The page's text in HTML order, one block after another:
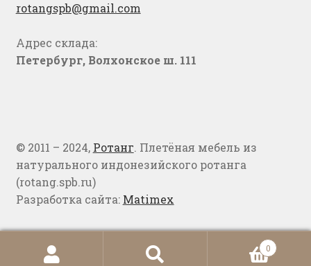
rotangspb@gmail.com
Адрес склада:
Петербург, Волхонское ш. 111
© 2011 – 2024, Ротанг. Плетёная мебель из
натурального индонезийского ротанга
(rotang.spb.ru)
Разработка сайта: Matimex
Искать:
0